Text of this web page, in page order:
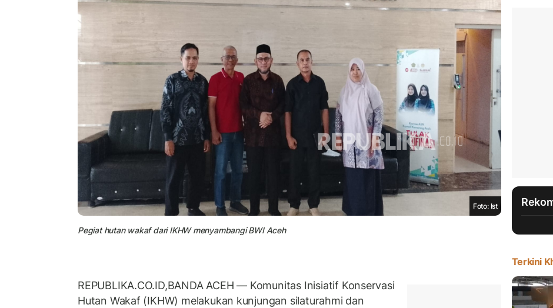
Foto: Ist
Pegiat hutan wakaf dari IKHW menyambangi BWI Aceh
REPUBLIKA.CO.ID,BANDA ACEH — Komunitas Inisiatif Konservasi
Hutan Wakaf (IKHW) melakukan kunjungan silaturahmi dan
Terkini